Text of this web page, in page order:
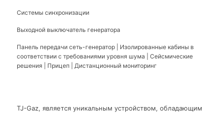
Системы синхронизации
Выходной выключатель генератора
Панель передачи сеть-генератор | Изолированные кабины в
соответствии с требованиями уровня шума | Сейсмические
решения | Прицеп | Дистанционный мониторинг
TJ-Gaz, является уникальным устройством, обладающим